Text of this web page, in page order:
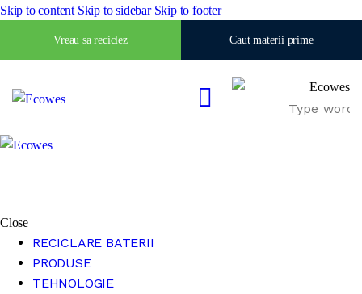
Skip to content Skip to sidebar Skip to footer
Vreau sa reciclez Caut materii prime
Close
RECICLARE BATERII
PRODUSE
TEHNOLOGIE